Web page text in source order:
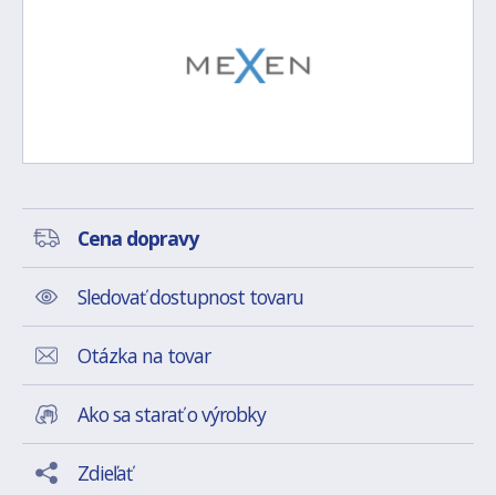
Cena dopravy
Sledovať dostupnost tovaru
Otázka na tovar
Ako sa starať o výrobky
Zdieľať